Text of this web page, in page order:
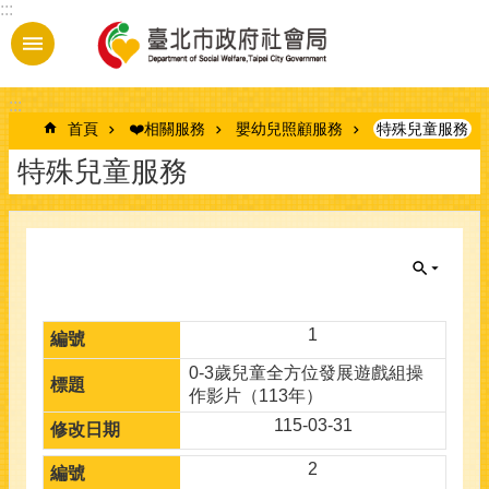
跳到主要內容區塊
:::
:::
首頁 ❤️相關服務 嬰幼兒照顧服務 特殊兒童服務
特殊兒童服務
1
0-3歲兒童全方位發展遊戲組操
作影片（113年）
115-03-31
2